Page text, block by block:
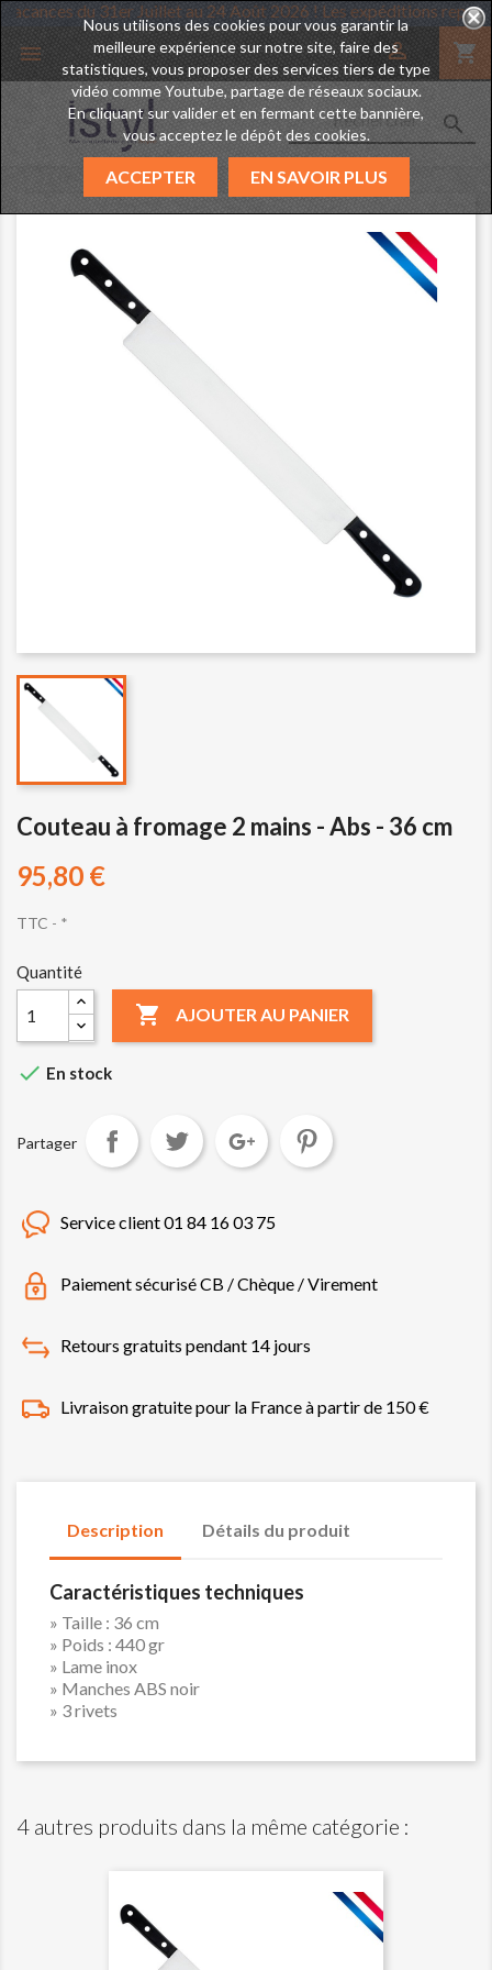
des vacances du 31er Juillet au 24 Août 2026 ! Les
 shopping_cart


Nous utilisons des cookies pour vous garantir la
meilleure expérience sur notre site, faire des
statistiques, vous proposer des services tiers de type
vidéo comme Youtube, partage de réseaux sociaux.
En cliquant sur valider et en fermant cette bannière,
vous acceptez le dépôt des cookies.
ACCEPTER EN SAVOIR PLUS
Couteau à fromage 2 mains - Abs - 36 cm
95,80 €
TTC *
Quantité
 AJOUTER AU PANIER
 En stock
Partager
Service client 01 84 16 03 75
Paiement sécurisé CB / Chèque / Virement
Retours gratuits pendant 14 jours
Livraison gratuite pour la France à partir de 150 €
Description Détails du produit
Caractéristiques techniques
» Taille : 36 cm
» Poids : 440 gr
» Lame inox
» Manches ABS noir
» 3 rivets
4 autres produits dans la même catégorie :